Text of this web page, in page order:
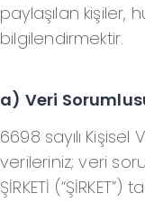
paylaşılan kişiler,
bilgilendirmektir.
a) Veri
6698 sayılı Kişisel
verileriniz; veri
ŞİRKETİ